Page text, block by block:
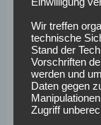
unfair den
Auch bei seiner
Wir treffen
technische
Stand der
Vorschriften
werden und
Daten gegen
Zugriff